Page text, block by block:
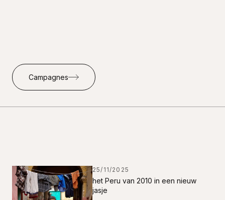
Campagnes
25/11/2025
het Peru van 2010 in een nieuw
jasje